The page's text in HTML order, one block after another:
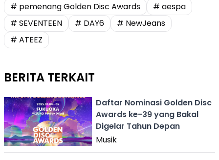
# pemenang Golden Disc Awards
# aespa
# SEVENTEEN
# DAY6
# NewJeans
# ATEEZ
BERITA TERKAIT
Daftar Nominasi Golden Disc
Awards ke-39 yang Bakal
Digelar Tahun Depan
Musik